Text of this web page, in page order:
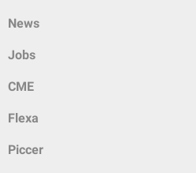
News
Jobs
CME
Flexa
Piccer